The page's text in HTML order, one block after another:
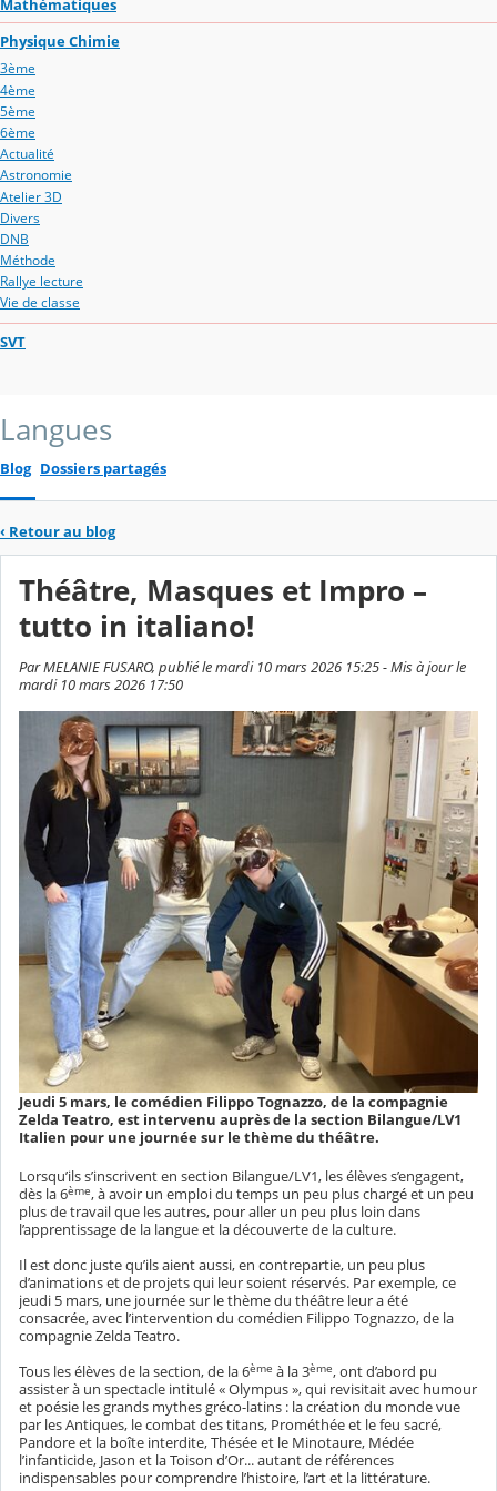
Mathématiques
Physique Chimie
3ème
4ème
5ème
6ème
Actualité
Astronomie
Atelier 3D
Divers
DNB
Méthode
Rallye lecture
Vie de classe
SVT
Langues
Blog Dossiers partagés
‹ Retour au blog
Théâtre, Masques et Impro –
tutto in italiano!
Par MELANIE FUSARO, publié le mardi 10 mars 2026 15:25 - Mis à jour le
mardi 10 mars 2026 17:50
Jeudi 5 mars, le comédien Filippo Tognazzo, de la compagnie
Zelda Teatro, est intervenu auprès de la section Bilangue/LV1
Italien pour une journée sur le thème du théâtre.
Lorsqu’ils s’inscrivent en section Bilangue/LV1, les élèves s’engagent,
dès la 6ème, à avoir un emploi du temps un peu plus chargé et un peu
plus de travail que les autres, pour aller un peu plus loin dans
l’apprentissage de la langue et la découverte de la culture.
Il est donc juste qu’ils aient aussi, en contrepartie, un peu plus
d’animations et de projets qui leur soient réservés. Par exemple, ce
jeudi 5 mars, une journée sur le thème du théâtre leur a été
consacrée, avec l’intervention du comédien Filippo Tognazzo, de la
compagnie Zelda Teatro.
Tous les élèves de la section, de la 6ème à la 3ème, ont d’abord pu
assister à un spectacle intitulé « Olympus », qui revisitait avec humour
et poésie les grands mythes gréco-latins : la création du monde vue
par les Antiques, le combat des titans, Prométhée et le feu sacré,
Pandore et la boîte interdite, Thésée et le Minotaure, Médée
l’infanticide, Jason et la Toison d’Or... autant de références
indispensables pour comprendre l’histoire, l’art et la littérature.